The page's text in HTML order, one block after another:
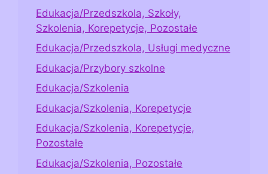
Edukacja/Przedszkola, Szkoły,
Szkolenia, Korepetycje, Pozostałe
Edukacja/Przedszkola, Usługi medyczne
Edukacja/Przybory szkolne
Edukacja/Szkolenia
Edukacja/Szkolenia, Korepetycje
Edukacja/Szkolenia, Korepetycje,
Pozostałe
Edukacja/Szkolenia, Pozostałe